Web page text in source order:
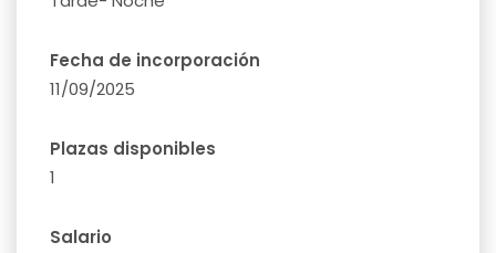
Fecha de incorporación
11/09/2025
Plazas disponibles
1
Salario